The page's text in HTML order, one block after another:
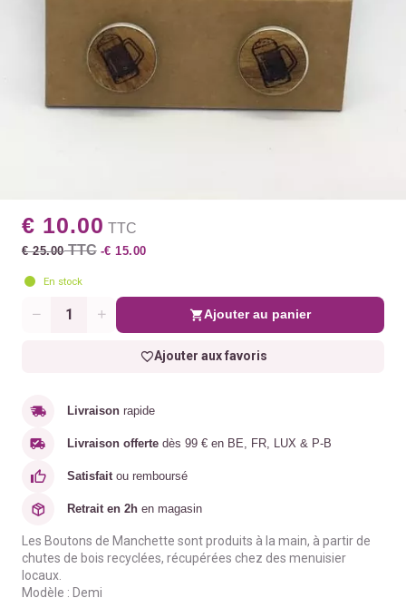
€ 10.00 TTC
€ 25.00TTC -€ 15.00
En stock
Quantité Ajouter au panier
Ajouter aux favoris
Livraison rapide
Livraison offerte dès 99 € en BE, FR, LUX & P-B
Satisfait ou remboursé
Retrait en 2h en magasin
Les Boutons de Manchette sont produits à la main, à partir de
chutes de bois recyclées, récupérées chez des menuisier
locaux.
Modèle : Demi